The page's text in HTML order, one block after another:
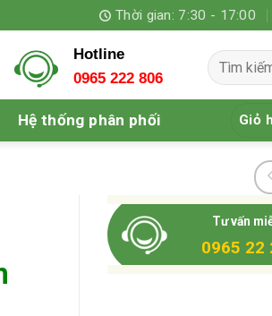
Thời gian: 7:30 - 17:00
Hotline
0965 222 806
Tìm
kiếm:
Hệ thống phân phối Giỏ
Tư vấn
0965 22